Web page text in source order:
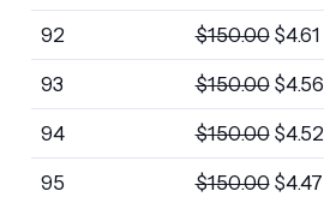
92 $150.00 $4.61
93 $150.00 $4.56
94 $150.00 $4.52
95 $150.00 $4.47